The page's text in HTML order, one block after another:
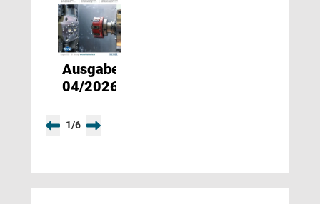
Ausgabe
04/2026
1/6